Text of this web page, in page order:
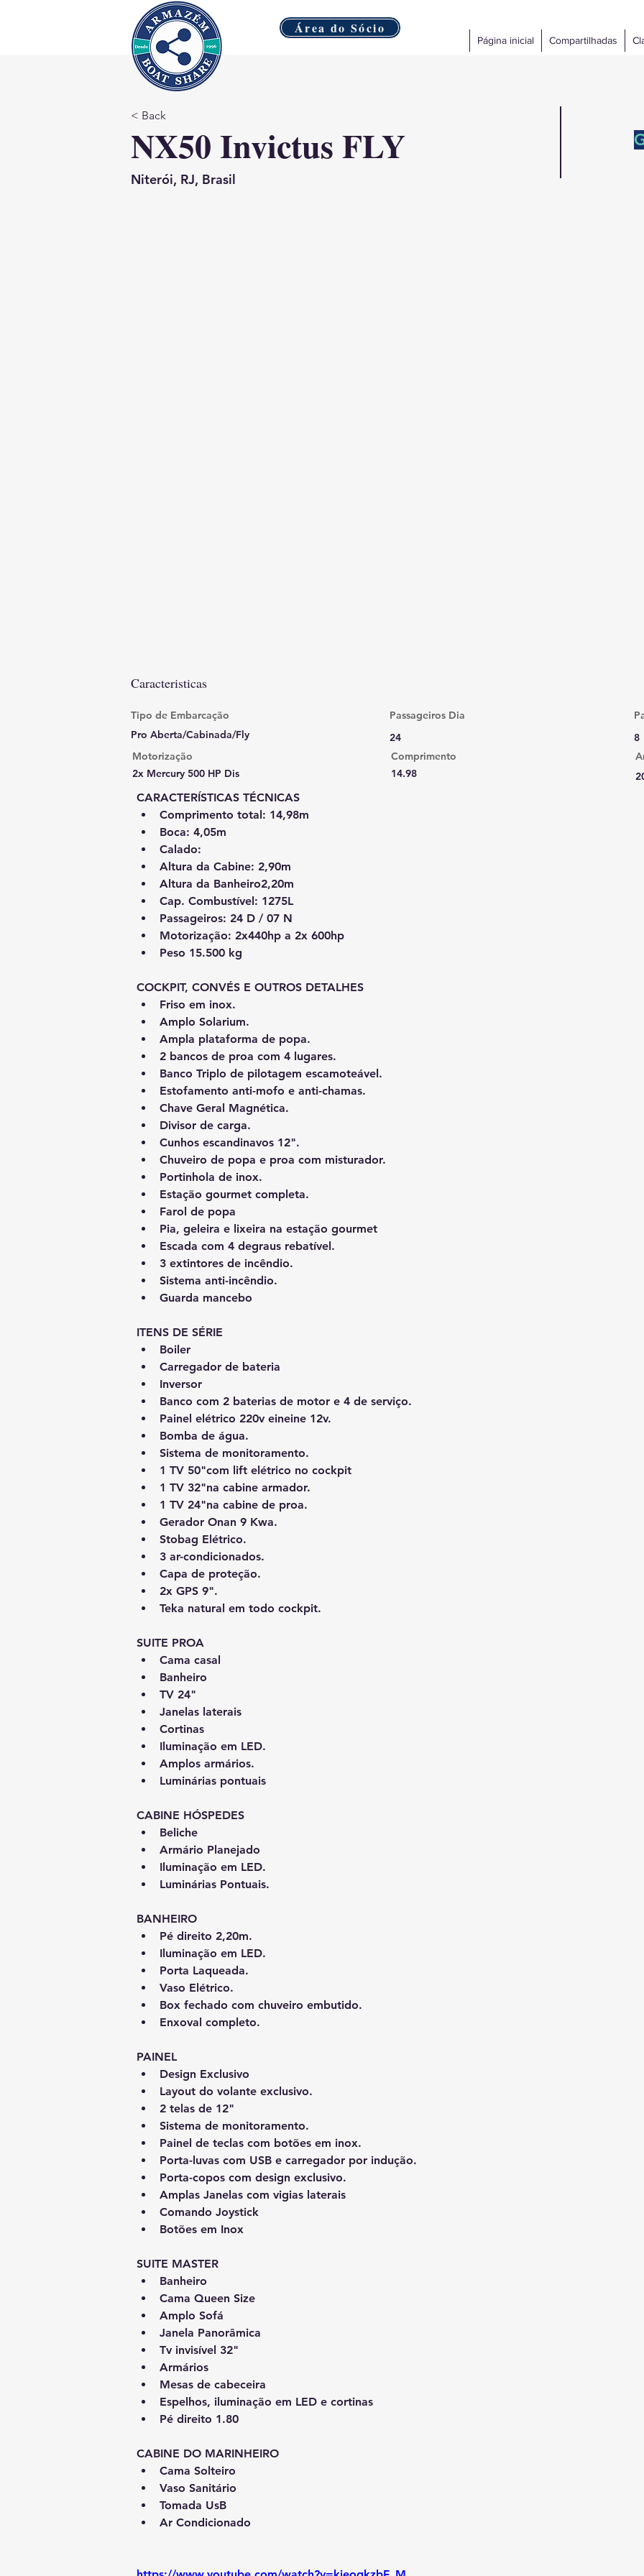
Área do Sócio
Página inicial Compartilhadas
< Back
NX50 Invictus FLY
Niterói, RJ, Brasil
Caracteristicas
Tipo de Embarcação
Pro Aberta/Cabinada/Fly
Motorização
2x Mercury 500 HP Dis
Passageiros Dia
24
Comprimento
14.98
8
CARACTERÍSTICAS TÉCNICAS
Comprimento total: 14,98m
Boca: 4,05m
Calado:
Altura da Cabine: 2,90m
Altura da Banheiro2,20m
Cap. Combustível: 1275L
Passageiros: 24 D / 07 N
Motorização: 2x440hp a 2x 600hp
Peso 15.500 kg
COCKPIT, CONVÉS E OUTROS DETALHES
Friso em inox.
Amplo Solarium.
Ampla plataforma de popa.
2 bancos de proa com 4 lugares.
Banco Triplo de pilotagem escamoteável.
Estofamento anti-mofo e anti-chamas.
Chave Geral Magnética.
Divisor de carga.
Cunhos escandinavos 12".
Chuveiro de popa e proa com misturador.
Portinhola de inox.
Estação gourmet completa.
Farol de popa
Pia, geleira e lixeira na estação gourmet
Escada com 4 degraus rebatível.
3 extintores de incêndio.
Sistema anti-incêndio.
Guarda mancebo
ITENS DE SÉRIE
Boiler
Carregador de bateria
Inversor
Banco com 2 baterias de motor e 4 de serviço.
Painel elétrico 220v eineine 12v.
Bomba de água.
Sistema de monitoramento.
1 TV 50"com lift elétrico no cockpit
1 TV 32"na cabine armador.
1 TV 24"na cabine de proa.
Gerador Onan 9 Kwa.
Stobag Elétrico.
3 ar-condicionados.
Capa de proteção.
2x GPS 9".
Teka natural em todo cockpit.
SUITE PROA
Cama casal
Banheiro
TV 24"
Janelas laterais
Cortinas
Iluminação em LED.
Amplos armários.
Luminárias pontuais
CABINE HÓSPEDES
Beliche
Armário Planejado
Iluminação em LED.
Luminárias Pontuais.
BANHEIRO
Pé direito 2,20m.
Iluminação em LED.
Porta Laqueada.
Vaso Elétrico.
Box fechado com chuveiro embutido.
Enxoval completo.
PAINEL
Design Exclusivo
Layout do volante exclusivo.
2 telas de 12"
Sistema de monitoramento.
Painel de teclas com botões em inox.
Porta-luvas com USB e carregador por indução.
Porta-copos com design exclusivo.
Amplas Janelas com vigias laterais
Comando Joystick
Botões em Inox
SUITE MASTER
Banheiro
Cama Queen Size
Amplo Sofá
Janela Panorâmica
Tv invisível 32"
Armários
Mesas de cabeceira
Espelhos, iluminação em LED e cortinas
Pé direito 1.80
CABINE DO MARINHEIRO
Cama Solteiro
Vaso Sanitário
Tomada UsB
Ar Condicionado